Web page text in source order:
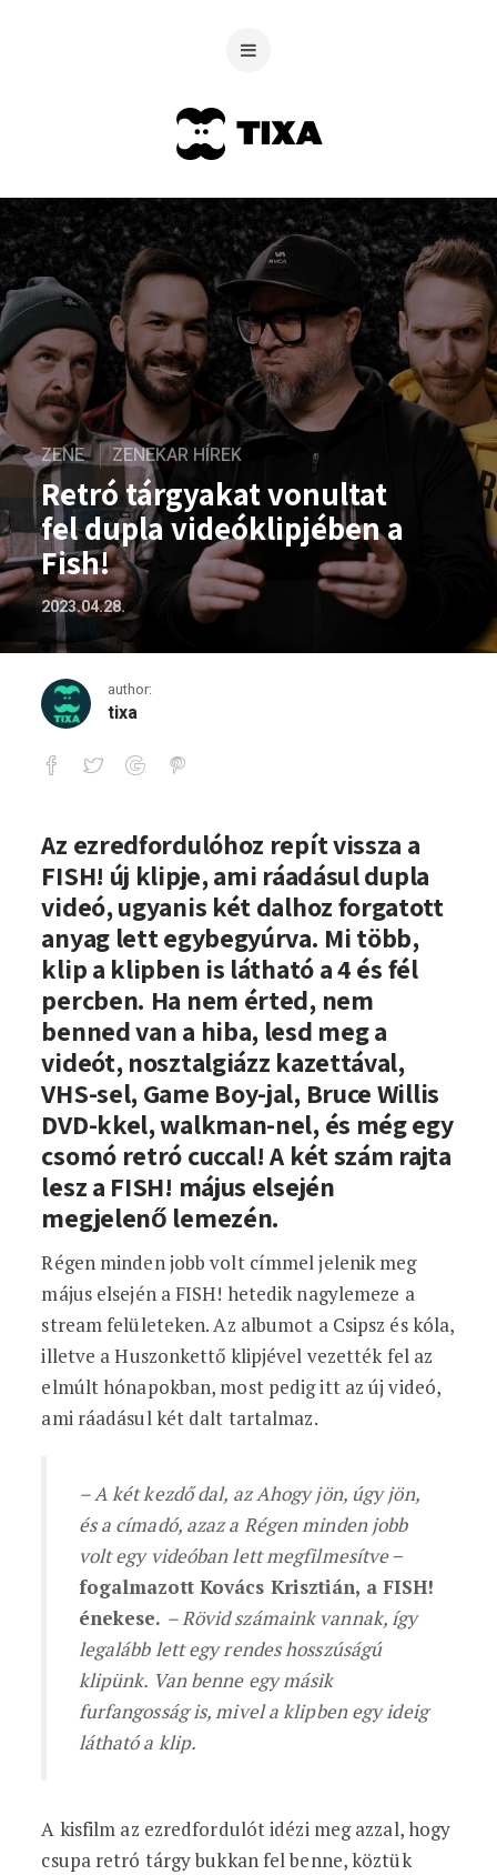
ZENE ZENEKAR HÍREK
Retró tárgyakat vonultat
fel dupla videóklipjében a
Fish!
2023.04.28.
author:
tixa
Retró tárgyakat vonultat fel dupla
Az ezredfordulóhoz repít vissza a
FISH! új klipje, ami ráadásul dupla
videó, ugyanis két dalhoz forgatott
anyag lett egybegyúrva. Mi több,
klip a klipben is látható a 4 és fél
percben. Ha nem érted, nem
benned van a hiba, lesd meg a
videót, nosztalgiázz kazettával,
VHS-sel, Game Boy-jal, Bruce Willis
DVD-kkel, walkman-nel, és még egy
csomó retró cuccal! A két szám rajta
lesz a FISH! május elsején
megjelenő lemezén.
Régen minden jobb volt címmel jelenik meg
május elsején a FISH! hetedik nagylemeze a
stream felületeken. Az albumot a Csipsz és kóla,
illetve a Huszonkettő klipjével vezették fel az
elmúlt hónapokban, most pedig itt az új videó,
ami ráadásul két dalt tartalmaz.
– A két kezdő dal, az Ahogy jön, úgy jön,
és a címadó, azaz a Régen minden jobb
volt egy videóban lett megfilmesítve–
fogalmazott Kovács Krisztián, a FISH!
énekese. – Rövid számaink vannak, így
legalább lett egy rendes hosszúságú
klipünk. Van benne egy másik
furfangosság is, mivel a klipben egy ideig
látható a klip.
A kisfilm az ezredfordulót idézi meg azzal, hogy
csupa retró tárgy bukkan fel benne, köztük